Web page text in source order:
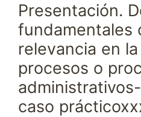
Presentación.
fundamentales
relevancia en
procesos o
caso